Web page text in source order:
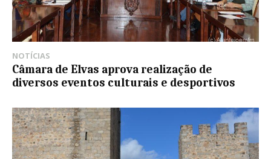
NOTÍCIAS
Câmara de Elvas aprova realização de
diversos eventos culturais e desportivos